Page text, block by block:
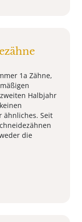
1a Zähne,
Halbjahr
ähnliches. Seit
die